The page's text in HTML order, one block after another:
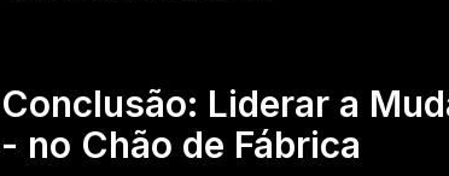
Conclusão: Liderar a
- no Chão de Fábrica